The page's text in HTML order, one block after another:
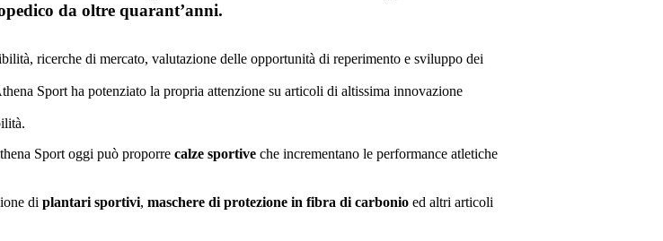
da oltre quarant’anni.
ricerche di mercato, valutazione delle opportunità di reperimento e sviluppo dei
Sport ha potenziato la propria attenzione su articoli di altissima innovazione
Sport oggi può proporre calze sportive che incrementano le performance atletiche
di plantari sportivi, maschere di protezione in fibra di carbonio ed altri articoli